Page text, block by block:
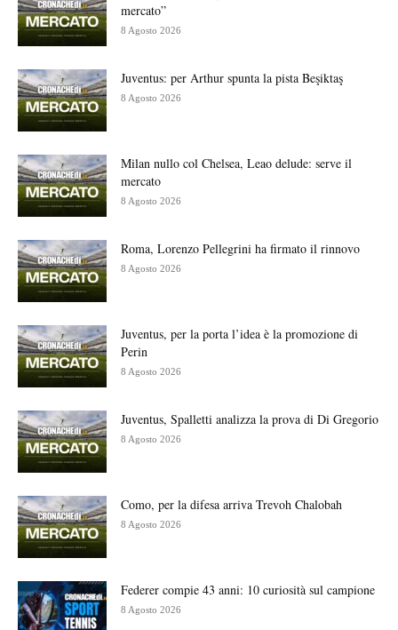
mercato”
8 Agosto 2026
Juventus: per Arthur spunta la pista Beşiktaş
8 Agosto 2026
Milan nullo col Chelsea, Leao delude: serve il
mercato
8 Agosto 2026
Roma, Lorenzo Pellegrini ha firmato il rinnovo
8 Agosto 2026
Juventus, per la porta l’idea è la promozione di
Perin
8 Agosto 2026
Juventus, Spalletti analizza la prova di Di Gregorio
8 Agosto 2026
Como, per la difesa arriva Trevoh Chalobah
8 Agosto 2026
Federer compie 43 anni: 10 curiosità sul campione
8 Agosto 2026